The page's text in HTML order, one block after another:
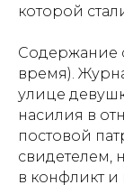
которой
Содержание
время).
улице
насилия в
постовой
свидетелем,
в конфликт